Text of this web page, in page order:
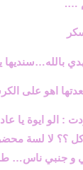
….
بالله…سنديها
اهو على
: الو ايوة يا
اكل ؟؟ لا
ناس… طب